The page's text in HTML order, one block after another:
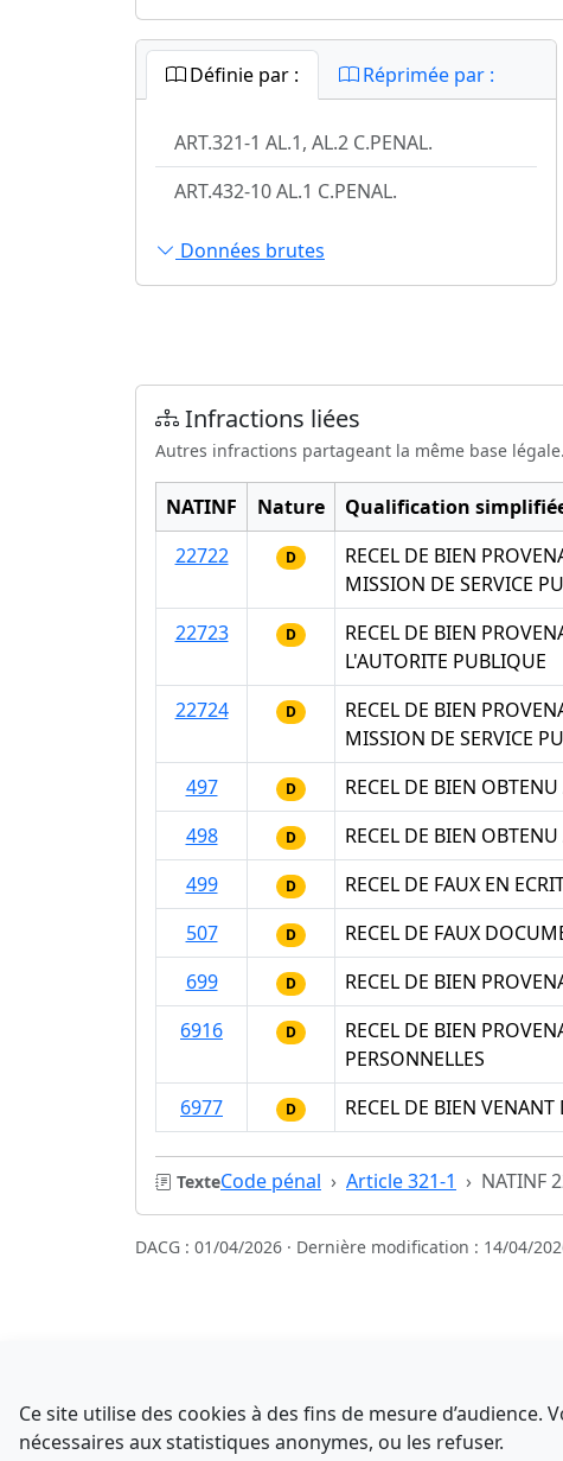
Définie par : Réprimée par :
ART.321-1 AL.1, AL.2 C.PENAL.
ART.432-10 AL.1 C.PENAL.
Données brutes
Infractions liées
Autres infractions partageant la même base légale.
NATINF Nature
Qualification
22722
D
RECEL DE BIEN
MISSION DE SERVICE
22723
D
RECEL DE BIEN
L'AUTORITE PUBLIQUE
22724
D
RECEL DE BIEN
MISSION DE SERVICE
497
D
RECEL DE BIEN
498
D
RECEL DE BIEN
499
D
RECEL DE FAUX EN
507
D
RECEL DE FAUX
699
D
RECEL DE BIEN
6916
D
RECEL DE BIEN
PERSONNELLES
6977
D RECEL DE BIEN
TexteCode pénal Article 321-1 NATINF
DACG : 01/04/2026 · Dernière modification : 14/04/
NATINFo
data.gouv.fr
Comment avez-vous découvert NATINFo ?
Ce site utilise des cookies à des fins de mesure
nécessaires aux statistiques anonymes, ou les refuser.